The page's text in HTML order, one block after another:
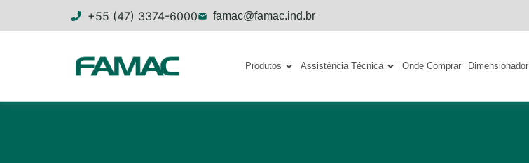
+55 (47) 3374-6000 famac@famac.ind.br
Produtos Assistência Técnica Onde Comprar Dimensionador